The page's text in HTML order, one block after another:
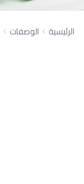
الرئيسية الوصفات